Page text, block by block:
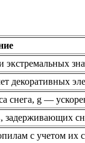
декоративных
снега, g —
задерживающих
с учетом их